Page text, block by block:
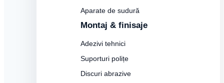
Aparate de sudură
Montaj & finisaje
Adezivi tehnici
Suporturi polițe
Discuri abrazive